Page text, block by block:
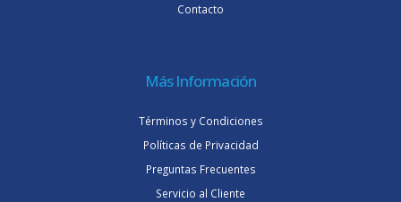
Contacto
Más Información
Términos y Condiciones
Políticas de Privacidad
Preguntas Frecuentes
Servicio al Cliente